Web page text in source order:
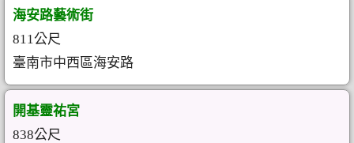
海安路藝術街
811公尺
臺南市中西區海安路
開基靈祐宮
838公尺